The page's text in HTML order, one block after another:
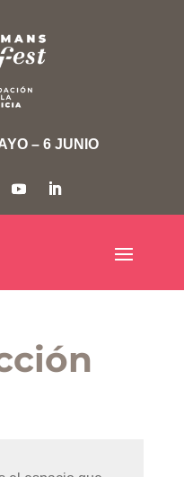
– 6 JUNIO